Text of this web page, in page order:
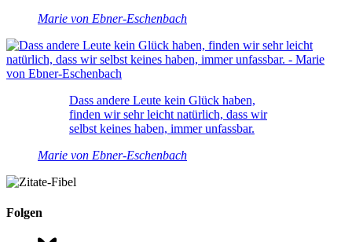
Marie von Ebner-Eschenbach
Dass andere Leute kein Glück haben,
finden wir sehr leicht natürlich, dass wir
selbst keines haben, immer unfassbar.
Marie von Ebner-Eschenbach
Folgen